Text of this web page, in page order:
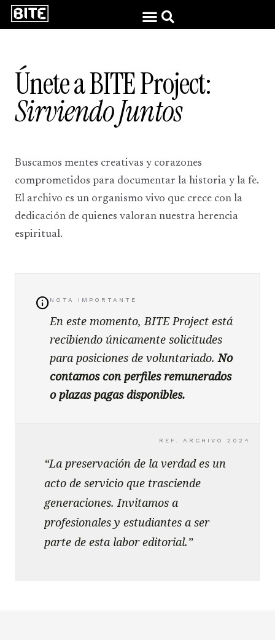
Únete a BITE Project:
Sirviendo Juntos
Buscamos mentes creativas y corazones
comprometidos para documentar la historia y la fe.
El archivo es un organismo vivo que crece con la
dedicación de quienes valoran nuestra herencia
espiritual.
infoNOTA IMPORTANTE
En este momento, BITE Project está
recibiendo únicamente solicitudes
para posiciones de voluntariado.No
contamos con perfiles remunerados
o plazas pagas disponibles.
REF. ARCHIVO 2024
“La preservación de la verdad es un
acto de servicio que trasciende
generaciones. Invitamos a
profesionales y estudiantes a ser
parte de esta labor editorial.”